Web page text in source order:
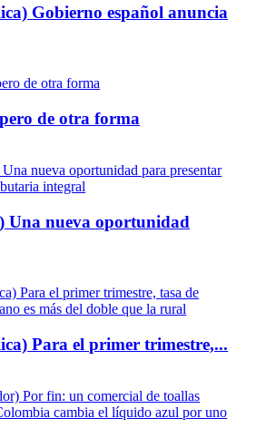
Gobierno español anuncia
de otra forma
Una nueva oportunidad
Para el primer trimestre,...